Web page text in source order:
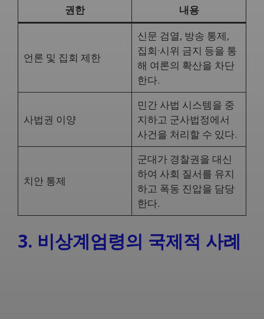
권한 내용
언론 및 집회 제한
신문 검열, 방송 통제,
집회·시위 금지 등을 통
해 여론의 확산을 차단
한다.
사법권 이양
민간 사법 시스템을 중
지하고 군사법정에서
사건을 처리할 수 있다.
치안 통제
군대가 경찰권을 대신
하여 사회 질서를 유지
하고 폭동 진압을 담당
한다.
3. 비상계엄령의 국제적 사례